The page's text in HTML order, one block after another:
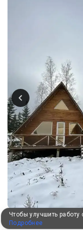
Чтобы улучшить
Подробнее